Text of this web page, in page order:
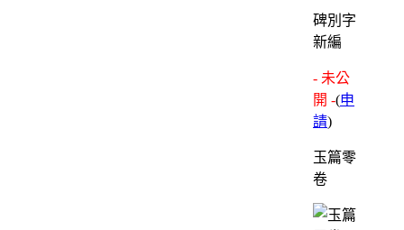
碑別字
新編
- 未公
開 -(申
請)
玉篇零
卷